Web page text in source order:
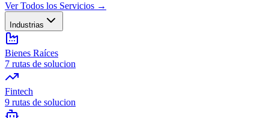
Ver Todos los Servicios →
Industrias
Bienes Raíces
7 rutas de solucion
Fintech
9 rutas de solucion